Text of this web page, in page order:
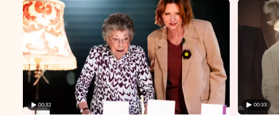
00:32 00:33